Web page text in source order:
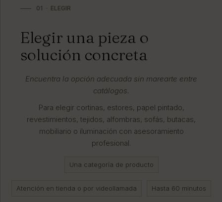
01 · ELEGIR
Elegir una pieza o
solución concreta
Encuentra la opción adecuada sin marearte entre
catálogos.
Para elegir cortinas, estores, papel pintado,
revestimientos, tejidos, alfombras, sofás, butacas,
mobiliario o iluminación con asesoramiento
profesional.
Una categoría de producto
Atención en tienda o por videollamada Hasta 60 minutos